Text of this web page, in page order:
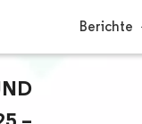
Berichte
M